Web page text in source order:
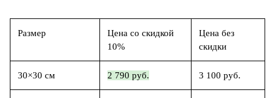
Размер
Цена со скидкой
10%
Цена без
скидки
30×30 см 2 790 руб. 3 100 руб.